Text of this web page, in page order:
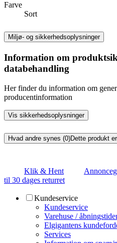
Farve
Sort
Miljø- og sikkerhedsoplysninger
Information om
databehandling
Her finder du information om
producentinformation
Vis sikkerhedsoplysninger
Hvad andre synes (0)Dette produkt
Klik & Hent
til 30 dages returret
Kundeservice
Kundeservice
Varehuse /
Elgigantens
Services